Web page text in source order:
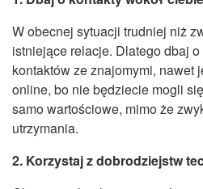
W obecnej sytuacji trudniej niż
istniejące relacje. Dlatego dbaj
kontaktów ze znajomymi, nawet
online, bo nie będziecie mogli
samo wartościowe, mimo że
utrzymania.
2. Korzystaj z dobrodziejstw